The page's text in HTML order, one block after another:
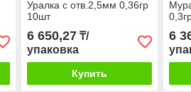
Уралка с отв.2,5мм 0,36гр
10шт
6 650,27₸/
упаковка
Купить
6